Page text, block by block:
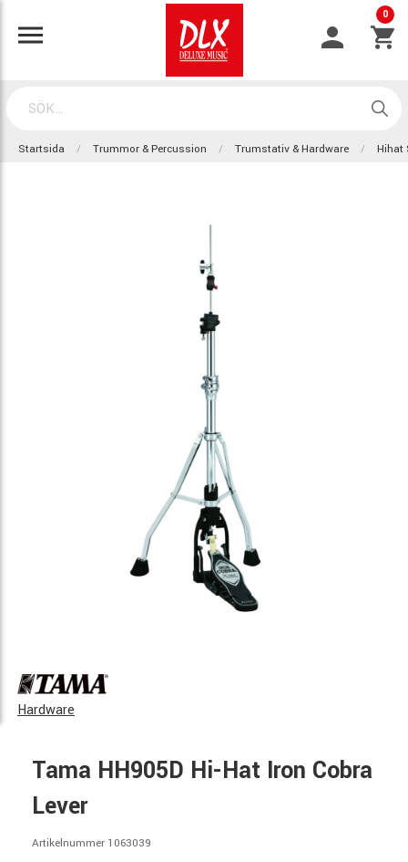
0
Startsida Trummor & Percussion Trumstativ & Hardware Hihat
Hardware
Tama HH905D Hi-Hat Iron Cobra
Lever
Artikelnummer 1063039